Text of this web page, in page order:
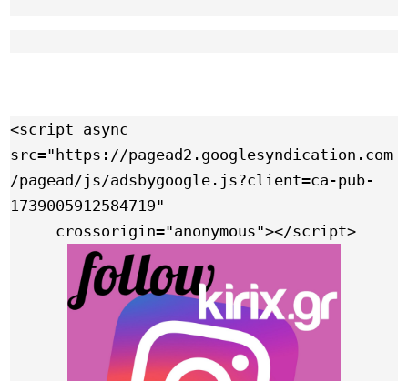
<script async
src="https://pagead2.googlesyndication.com
/pagead/js/adsbygoogle.js?client=ca-pub-
1739005912584719"
     crossorigin="anonymous"></script>